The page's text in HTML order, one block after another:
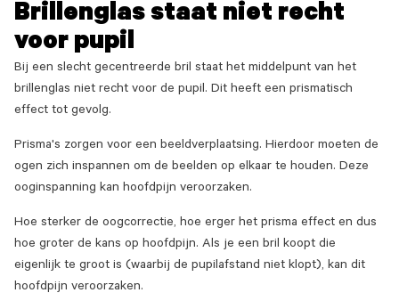
Brillenglas staat niet recht
voor pupil
Bij een slecht gecentreerde bril staat het middelpunt van het
brillenglas niet recht voor de pupil. Dit heeft een prismatisch
effect tot gevolg.
Prisma's zorgen voor een beeldverplaatsing. Hierdoor moeten de
ogen zich inspannen om de beelden op elkaar te houden. Deze
ooginspanning kan hoofdpijn veroorzaken.
Hoe sterker de oogcorrectie, hoe erger het prisma effect en dus
hoe groter de kans op hoofdpijn. Als je een bril koopt die
eigenlijk te groot is (waarbij de pupilafstand niet klopt), kan dit
hoofdpijn veroorzaken.